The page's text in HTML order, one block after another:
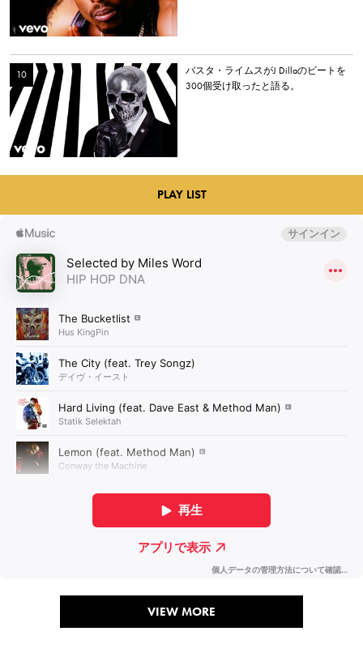
バスタ・ライムスがJ Dillaのビートを
300個受け取ったと語る。
PLAY LIST
VIEW MORE